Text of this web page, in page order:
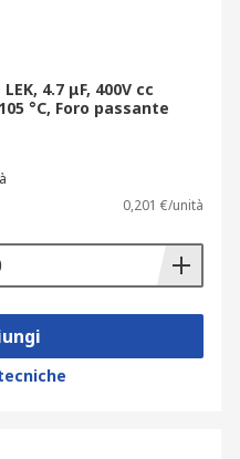
4.7 μF, 400V cc
°C, Foro passante
0,201 €/unità